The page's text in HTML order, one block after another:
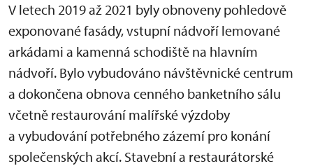
V letech 2019 až 2021 byly obnoveny pohledově
exponované fasády, vstupní nádvoří lemované
arkádami a kamenná schodiště na hlavním
nádvoří. Bylo vybudováno návštěvnické centrum
a dokončena obnova cenného banketního sálu
včetně restaurování malířské výzdoby
a vybudování potřebného zázemí pro konání
společenských akcí. Stavební a restaurátorské